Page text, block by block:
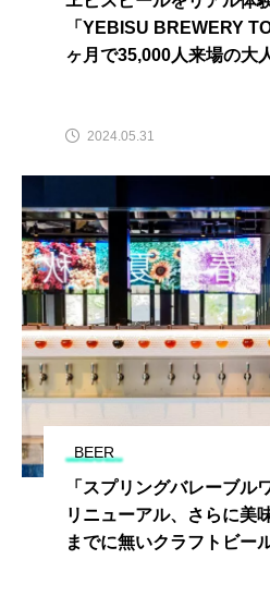
「YEBISU BREWERY
ヶ月で35,000人来場の大
2024.05.31
BEER
「スプリングバレーブル
リニューアル、さらに美
までに無いクラフトビー